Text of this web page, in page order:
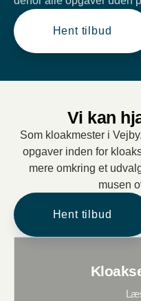
Hent tilbud
Vi kan
Som kloakmester i
opgaver inden for
mere omkring et
musen
Hent tilbud